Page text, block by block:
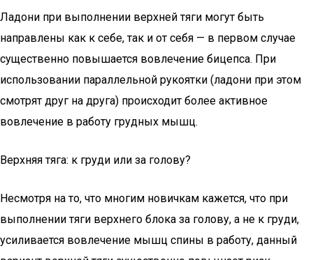
Ладони при выполнении верхней тяги могут быть
направлены как к себе, так и от себя — в первом случае
существенно повышается вовлечение бицепса. При
использовании параллельной рукоятки (ладони при этом
смотрят друг на друга) происходит более активное
вовлечение в работу грудных мышц.
Верхняя тяга: к груди или за голову?
Несмотря на то, что многим новичкам кажется, что при
выполнении тяги верхнего блока за голову, а не к груди,
усиливается вовлечение мышц спины в работу, данный